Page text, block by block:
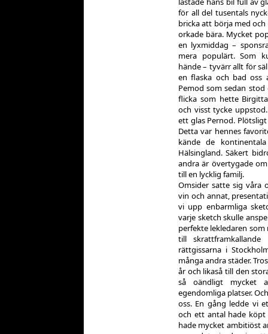
för all del tusentals
bricka att börja med
orkade bära. Mycket
en lyxmiddag –
mera populärt. Som
hände – tyvärr allt för
en flaska och bad oss
Pemod som sedan
flicka som hette
och visst tycke
ett glas Pernod.
Detta var hennes
kände de
Hälsingland. Säkert
andra är övertygade
till en lycklig familj.
Omsider satte sig våra
vin och annat,
vi upp enbarmliga
varje sketch skulle
perfekte lekledaren
till
rättgissarna i
många andra städer.
år och likaså till den
så oändligt mycket
egendomliga platser.
oss. En gång ledde vi
och ett antal hade
hade mycket ambitiöst